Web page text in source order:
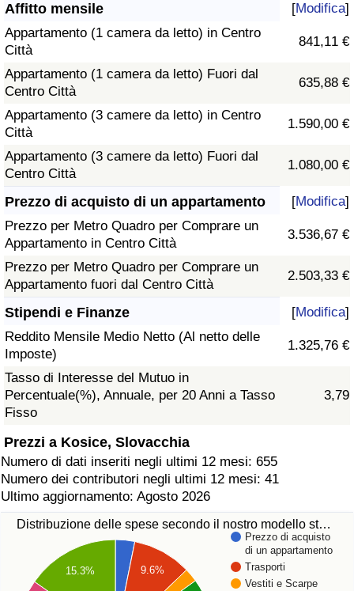
Affitto mensile [Modifica]
Appartamento (1 camera da letto) in Centro
Città
841,11 €
Appartamento (1 camera da letto) Fuori dal
Centro Città
635,88 €
Appartamento (3 camere da letto) in Centro
Città
1.590,00 €
Appartamento (3 camere da letto) Fuori dal
Centro Città
1.080,00 €
Prezzo di acquisto di un appartamento [Modifica]
Prezzo per Metro Quadro per Comprare un
Appartamento in Centro Città
3.536,67 €
Prezzo per Metro Quadro per Comprare un
Appartamento fuori dal Centro Città
2.503,33 €
Stipendi e Finanze [Modifica]
Reddito Mensile Medio Netto (Al netto delle
Imposte)
1.325,76 €
Tasso di Interesse del Mutuo in
Percentuale(%), Annuale, per 20 Anni a Tasso
Fisso
3,79
Prezzi a Kosice, Slovacchia
Numero di dati inseriti negli ultimi 12 mesi: 655
Numero dei contributori negli ultimi 12 mesi: 41
Ultimo aggiornamento: Agosto 2026
Distribuzione delle spese secondo il nostro modello st…
Prezzo di acquisto
di un appartamento
Trasporti
Vestiti e Scarpe
9.6%
15.3%